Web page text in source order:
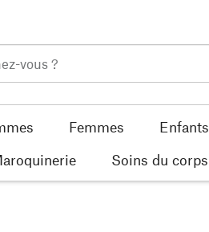
Femmes Enfants
Soins du corps